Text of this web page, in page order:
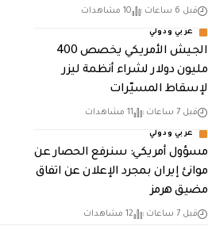
قبل 6 ساعات 10 مشاهدات
عربي ودولي
الجيش الأمريكي يخصص 400
مليون دولار لشراء أنظمة ليزر
لإسقاط المسيّرات
قبل 7 ساعات 11 مشاهدات
عربي ودولي
مسؤول أمريكي: سنرفع الحصار عن
موانئ إيران بمجرد الإعلان عن اتفاق
مضيق هرمز
قبل 7 ساعات 12 مشاهدات